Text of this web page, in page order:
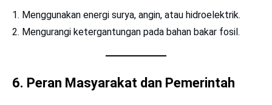
Menggunakan energi surya, angin, atau hidroelektrik.
Mengurangi ketergantungan pada bahan bakar fosil.
6. Peran Masyarakat dan Pemerintah